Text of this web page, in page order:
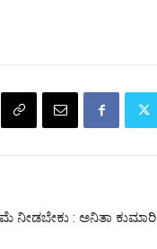
ನೀಡಬೇಕು : ಅನಿತಾ ಕುಮಾರಿ